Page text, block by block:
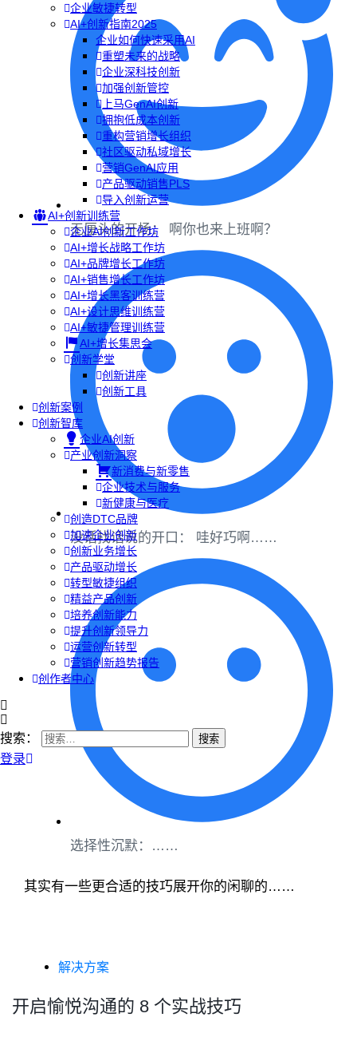
企业敏捷转型
AI+创新指南2025
企业如何快速采用AI
重塑未来的战略
企业深科技创新
加强创新管控
上马GenAI创新
拥抱低成本创新
重构营销增长组织
社区驱动私域增长
营销GenAI应用
产品驱动销售PLS
导入创新运营
AI+创新训练营
企业AI创新工作坊
AI+增长战略工作坊
AI+品牌增长工作坊
AI+销售增长工作坊
AI+增长黑客训练营
AI+设计思维训练营
AI+敏捷管理训练营
AI+增长集思会
创新学堂
创新讲座
创新工具
创新案例
创新智库
企业AI创新
产业创新洞察
新消费与新零售
企业技术与服务
新健康与医疗
创造DTC品牌
加速企业创新
创新业务增长
产品驱动增长
转型敏捷组织
精益产品创新
培养创新能力
提升创新领导力
运营创新转型
营销创新趋势报告
创作者中心
搜索：
登录
无厘头的开场： 啊你也来上班啊？
没话找话说的开口： 哇好巧啊……
选择性沉默：……
其实有一些更合适的技巧展开你的闲聊的……
解决方案
开启愉悦沟通的 8 个实战技巧